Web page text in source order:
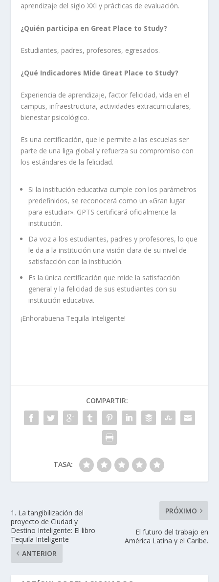
aprendizaje del siglo XXI y prácticas de evaluación.
¿Quién participa en Great Place to Study?
Estudiantes, padres, profesores, egresados.
¿Qué Indicadores Mide Great Place to Study?
Experiencia de aprendizaje, factor felicidad, vida en el
campus, infraestructura, actividades extracurriculares,
bienestar psicológico.
Es una certificación, que le permite a las escuelas ser
parte de una liga global y refuerza su compromiso con
los estándares de la felicidad.
Si la institución educativa cumple con los parámetros
predefinidos, se reconocerá como un «Gran lugar
para estudiar». GPTS certificará oficialmente la
institución.
Da voz a los estudiantes, padres y profesores, lo que
le da a la institución una visión clara de su nivel de
satisfacción con la institución.
Es la única certificación que mide la satisfacción
general y la felicidad de sus estudiantes con su
institución educativa.
¡Enhorabuena Tequila Inteligente!
COMPARTIR:
TASA:
1. La tangibilización del
proyecto de Ciudad y
Destino Inteligente: El libro
Tequila Inteligente
ANTERIOR
PRÓXIMO
El futuro del trabajo en
América Latina y el Caribe.